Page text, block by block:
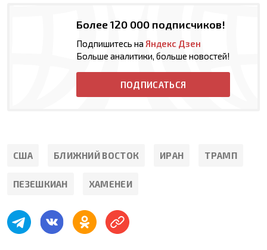
Более 120 000 подписчиков!
Подпишитесь на Яндекс Дзен
Больше аналитики, больше новостей!
ПОДПИСАТЬСЯ
США БЛИЖНИЙ ВОСТОК ИРАН ТРАМП
ПЕЗЕШКИАН ХАМЕНЕИ